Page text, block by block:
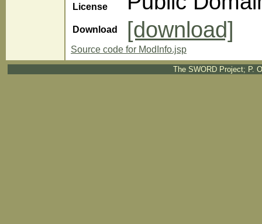
License
Download [download]
Source code for ModInfo.jsp
The SWORD Project; P.